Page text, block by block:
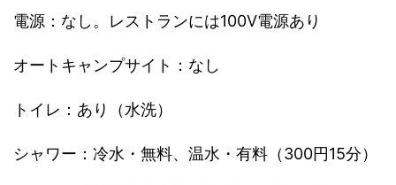
電源：なし。レストランには100V電源あり
オートキャンプサイト：なし
トイレ：あり（水洗）
シャワー：冷水・無料、温水・有料（300円15分）